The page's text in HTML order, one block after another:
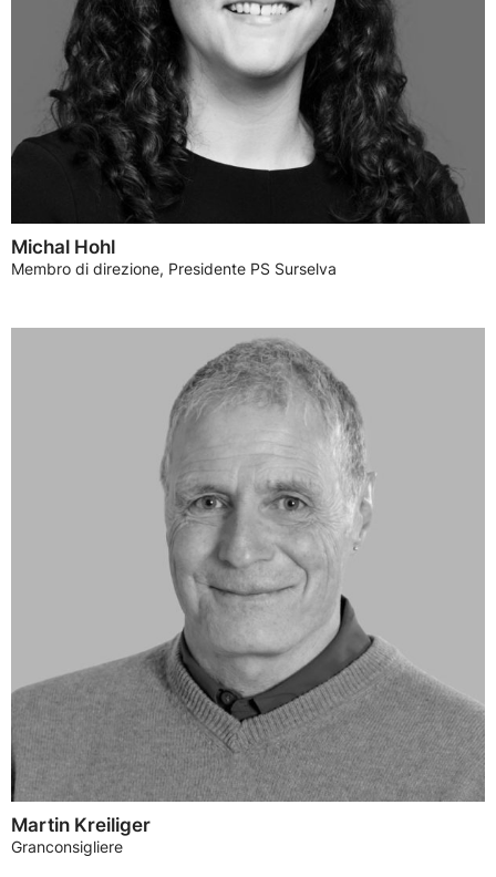
Michal Hohl
Membro di direzione, Presidente PS Surselva
Martin Kreiliger
Granconsigliere